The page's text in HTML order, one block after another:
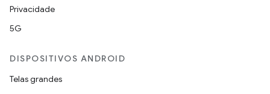
Privacidade
5G
DISPOSITIVOS ANDROID
Telas grandes